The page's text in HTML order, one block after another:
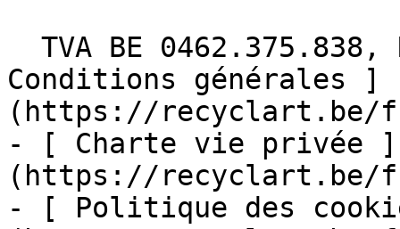
Conditions générales ]
(https://recyclart.be/
- [ Charte vie privée ]
(https://recyclart.be/
- [ Politique des